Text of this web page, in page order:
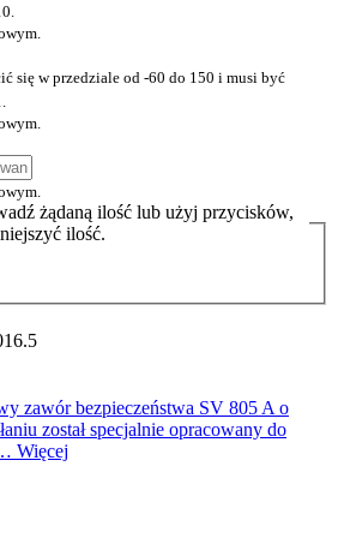
się w przedziale od -60 do 150 i musi być
żądaną ilość lub użyj przycisków,
ilość.
zawór bezpieczeństwa SV 805 A o
został specjalnie opracowany do
Więcej